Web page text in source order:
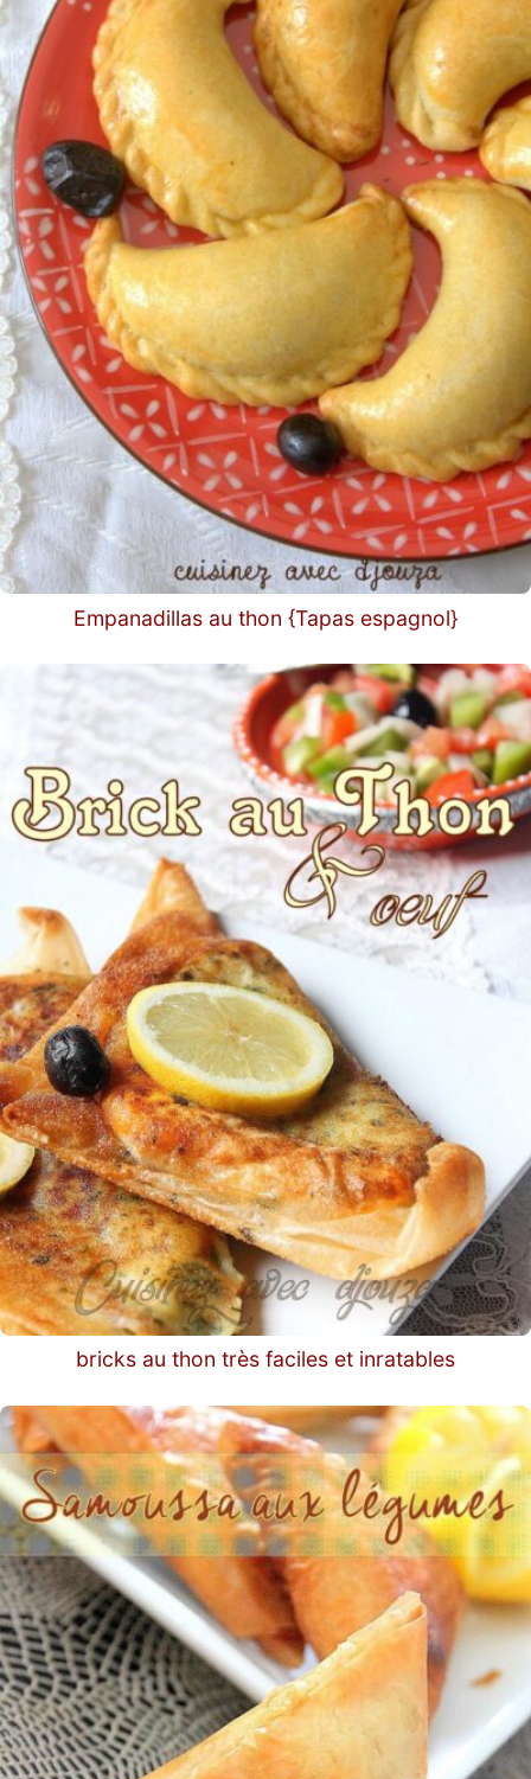
Empanadillas au thon {Tapas espagnol}
bricks au thon très faciles et inratables